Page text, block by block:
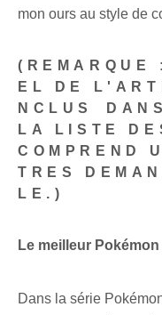
mon ours au style de
(REMARQUE
EL DE
NCLUS⁢
LA LISTE
COMPREND
TRES
LE.)
Le meilleur
Dans la série